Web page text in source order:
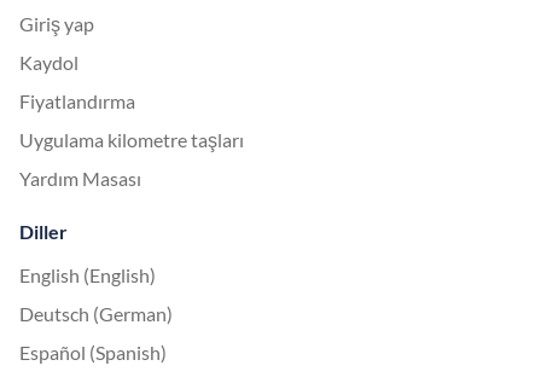
Giriş yap
Kaydol
Fiyatlandırma
Uygulama kilometre taşları
Yardım Masası
Diller
English (English)
Deutsch (German)
Español (Spanish)